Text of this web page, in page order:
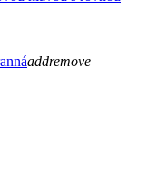
addremove